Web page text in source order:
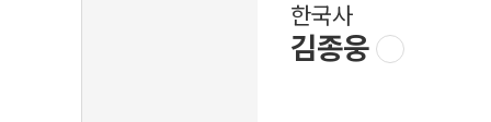
한국사
김종웅